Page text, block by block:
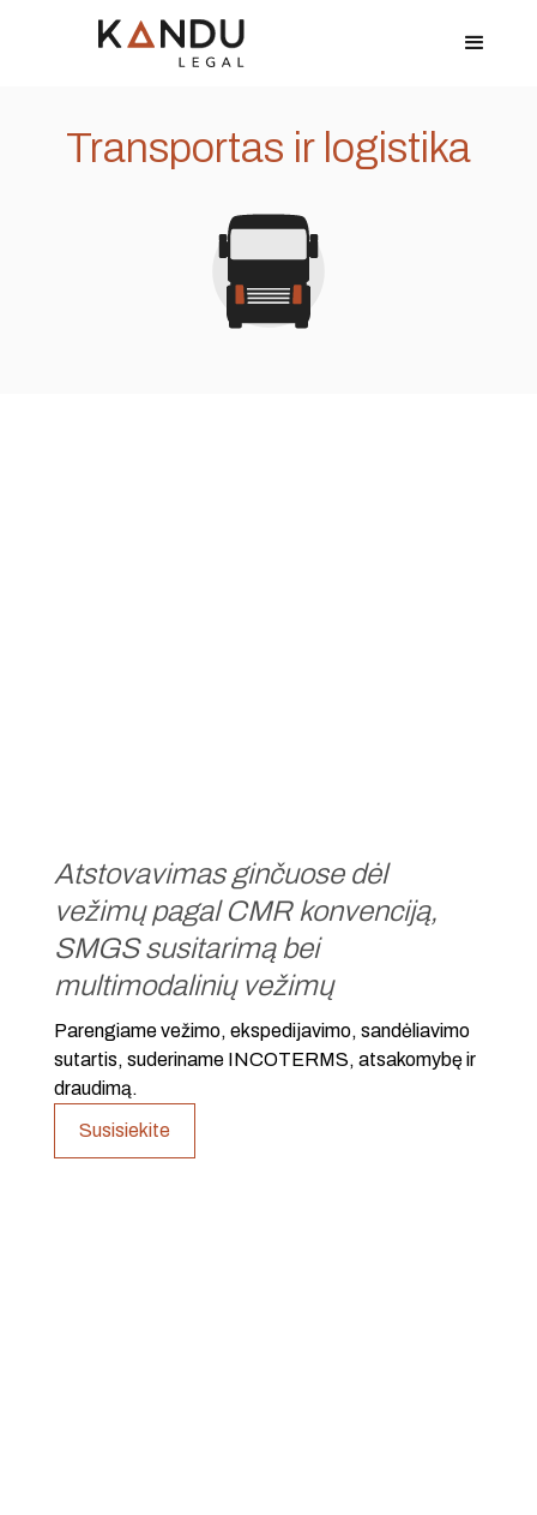
Transportas ir logistika
Atstovavimas ginčuose dėl
vežimų pagal CMR konvenciją,
SMGS susitarimą bei
multimodalinių vežimų
Parengiame vežimo, ekspedijavimo, sandėliavimo
sutartis, suderiname INCOTERMS, atsakomybę ir
draudimą.
Susisiekite